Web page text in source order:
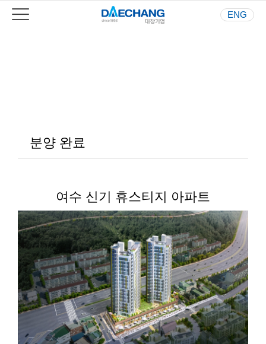
ENG
분양 완료
여수 신기 휴스티지 아파트